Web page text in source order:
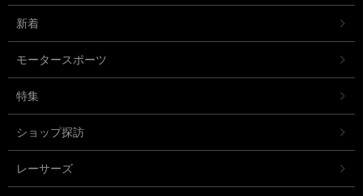
新着
モータースポーツ
特集
ショップ探訪
レーサーズ